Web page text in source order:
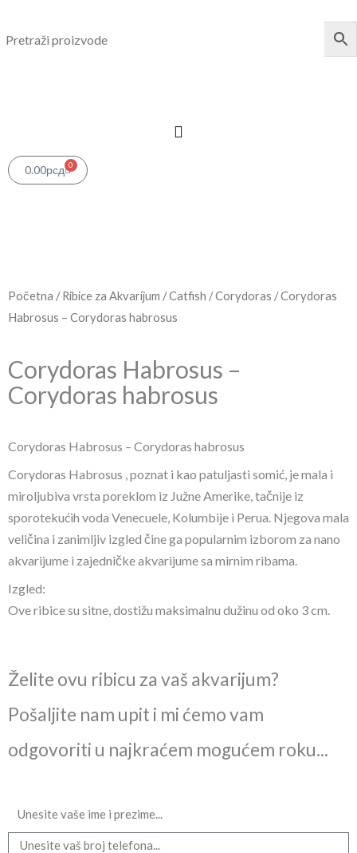
0.00рсд 0
Cart
Početna /Ribice za Akvarijum /Catfish /Corydoras / Corydoras
Habrosus – Corydoras habrosus
Corydoras Habrosus –
Corydoras habrosus
Corydoras Habrosus – Corydoras habrosus
Corydoras Habrosus , poznat i kao patuljasti somić, je mala i
miroljubiva vrsta poreklom iz Južne Amerike, tačnije iz
sporotekućih voda Venecuele, Kolumbije i Perua. Njegova mala
veličina i zanimljiv izgled čine ga popularnim izborom za nano
akvarijume i zajedničke akvarijume sa mirnim ribama.
Izgled:
Ove ribice su sitne, dostižu maksimalnu dužinu od oko 3 cm.
Želite ovu ribicu za vaš akvarijum?
Pošaljite nam upit i mi ćemo vam
odgovoriti u najkraćem mogućem roku...
Ime